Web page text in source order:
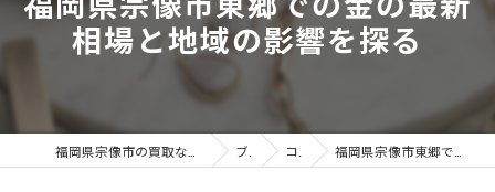
相場と地域の影響を探る
ブログ コラム 福岡県宗像市東郷での金の最新相場と地域の影響を探る